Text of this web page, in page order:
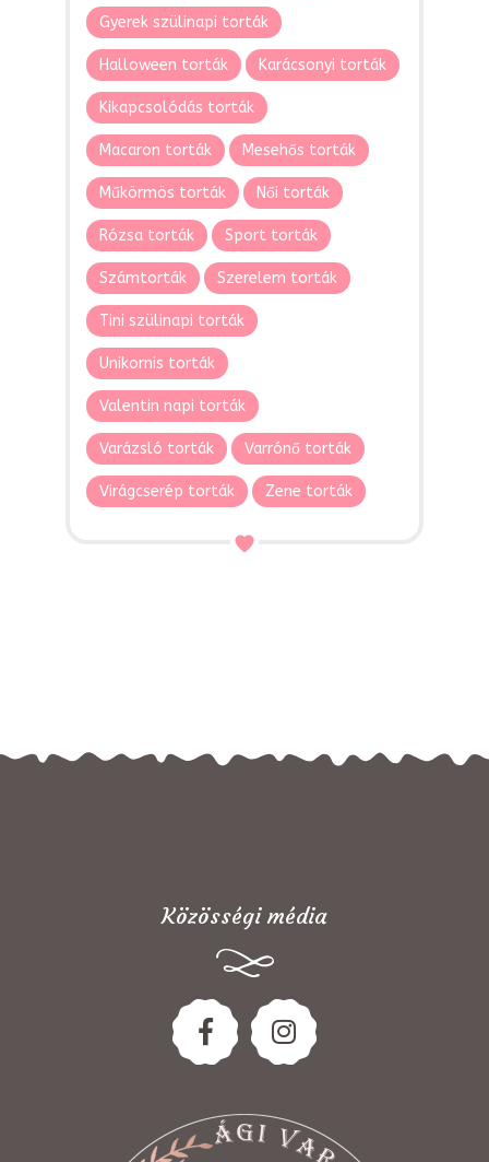
Gyerek szülinapi torták
Halloween torták Karácsonyi torták
Kikapcsolódás torták
Macaron torták Mesehős torták
Műkörmös torták Női torták
Rózsa torták Sport torták
Számtorták Szerelem torták
Tini szülinapi torták
Unikornis torták
Valentin napi torták
Varázsló torták Varrónő torták
Virágcserép torták Zene torták
Közösségi média